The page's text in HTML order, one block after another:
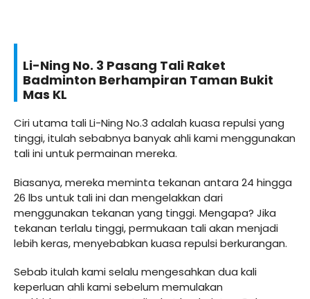
Li-Ning No. 3 Pasang Tali Raket
Badminton Berhampiran Taman Bukit
Mas KL
Ciri utama tali Li-Ning No.3 adalah kuasa repulsi yang
tinggi, itulah sebabnya banyak ahli kami menggunakan
tali ini untuk permainan mereka.
Biasanya, mereka meminta tekanan antara 24 hingga
26 lbs untuk tali ini dan mengelakkan dari
menggunakan tekanan yang tinggi. Mengapa? Jika
tekanan terlalu tinggi, permukaan tali akan menjadi
lebih keras, menyebabkan kuasa repulsi berkurangan.
Sebab itulah kami selalu mengesahkan dua kali
keperluan ahli kami sebelum memulakan